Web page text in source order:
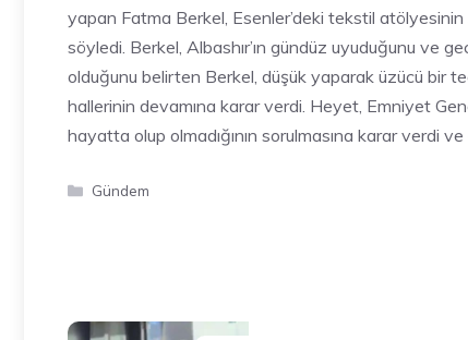
yapan Fatma Berkel, Esenler’deki tekstil atölyesinin
söyledi. Berkel, Albashır’ın gündüz uyuduğunu ve
olduğunu belirten Berkel, düşük yaparak üzücü bir
hallerinin devamına karar verdi. Heyet, Emniyet
hayatta olup olmadığının sorulmasına karar verdi
Kategoriler
Gündem